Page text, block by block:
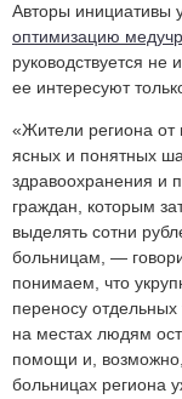
Авторы инициативы
оптимизацию
руководствуется не
ее интересуют
«Жители региона от
ясных и понятных
здравоохранения и
граждан, которым
выделять сотни
больницам, —
понимаем, что
переносу
на местах людям
помощи и,
больницах региона